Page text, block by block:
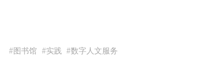
#图书馆 #实践 #数字人文服务